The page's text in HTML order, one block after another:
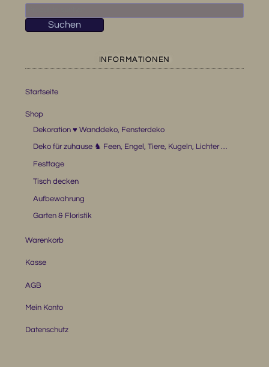
nach: Suchen
INFORMATIONEN
Startseite
Shop
Dekoration ♥ Wanddeko, Fensterdeko
Deko für zuhause ♞ Feen, Engel, Tiere, Kugeln, Lichter …
Festtage
Tisch decken
Aufbewahrung
Garten & Floristik
Warenkorb
Kasse
AGB
Mein Konto
Datenschutz